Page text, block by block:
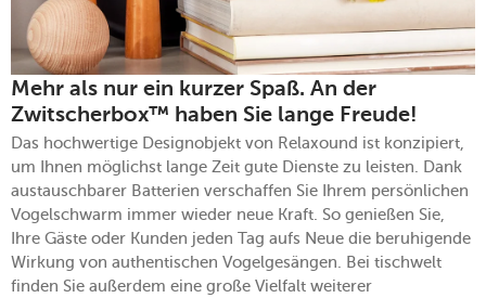
Mehr als nur ein kurzer Spaß. An der
Zwitscherbox™ haben Sie lange Freude!
Das hochwertige Designobjekt von Relaxound ist konzipiert,
um Ihnen möglichst lange Zeit gute Dienste zu leisten. Dank
austauschbarer Batterien verschaffen Sie Ihrem persönlichen
Vogelschwarm immer wieder neue Kraft. So genießen Sie,
Ihre Gäste oder Kunden jeden Tag aufs Neue die beruhigende
Wirkung von authentischen Vogelgesängen. Bei tischwelt
finden Sie außerdem eine große Vielfalt weiterer